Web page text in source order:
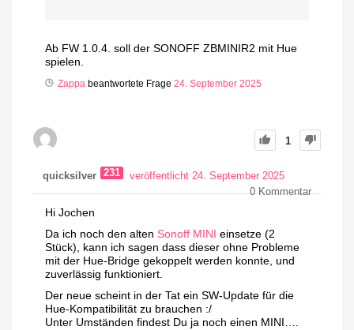
Ab FW 1.0.4. soll der SONOFF ZBMINIR2 mit Hue
spielen.
Zappa beantwortete Frage 24. September 2025
1
quicksilver 231
veröffentlicht 24. September 2025
0Kommentar
Hi Jochen
Da ich noch den alten Sonoff MINI einsetze (2
Stück), kann ich sagen dass dieser ohne Probleme
mit der Hue-Bridge gekoppelt werden konnte, und
zuverlässig funktioniert.
Der neue scheint in der Tat ein SW-Update für die
Hue-Kompatibilität zu brauchen :/
Unter Umständen findest Du ja noch einen MINI….